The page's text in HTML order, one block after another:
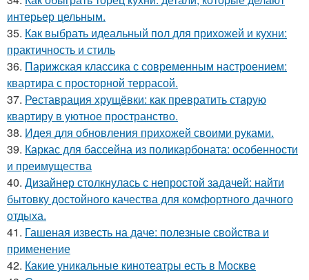
интерьер цельным.
35. Как выбрать идеальный пол для прихожей и кухни:
практичность и стиль
36. Парижская классика с современным настроением:
квартира с просторной террасой.
37. Реставрация хрущёвки: как превратить старую
квартиру в уютное пространство.
38. Идея для обновления прихожей своими руками.
39. Каркас для бассейна из поликарбоната: особенности
и преимущества
40. Дизайнер столкнулась с непростой задачей: найти
бытовку достойного качества для комфортного дачного
отдыха.
41. Гашеная известь на даче: полезные свойства и
применение
42. Какие уникальные кинотеатры есть в Москве